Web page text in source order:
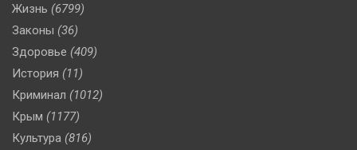
Жизнь (6799)
Законы (36)
Здоровье (409)
История (11)
Криминал (1012)
Крым (1177)
Культура (816)